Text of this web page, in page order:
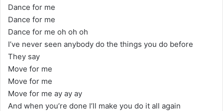
Dance for me
Dance for me
Dance for me oh oh oh
I’ve never seen anybody do the things you do before
They say
Move for me
Move for me
Move for me ay ay ay
And when you’re done I’ll make you do it all again